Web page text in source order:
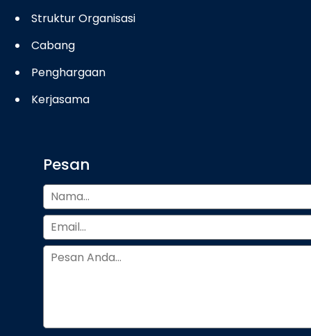
Struktur Organisasi
Cabang
Penghargaan
Kerjasama
Pesan